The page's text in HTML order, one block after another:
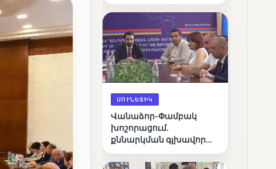
լճին
ՄՈՒՆԵՏԻԿ
Վանաձոր-Փամբակ
խոշորացում.
քննարկման գլխավոր
կառավարո՞ւմ, թե՞